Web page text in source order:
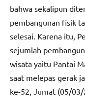
bahwa sekalipun
pembangunan fisik
selesai. Karena itu,
sejumlah
wisata yaitu Pantai
saat melepas gerak
ke-52, Jumat (05/